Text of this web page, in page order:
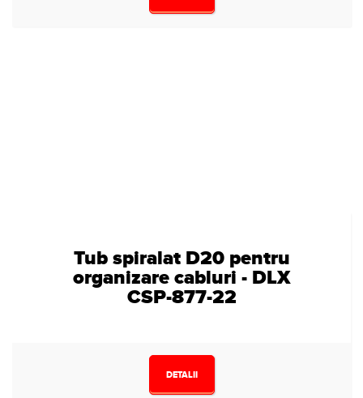
Tub spiralat D20 pentru
organizare cabluri - DLX
CSP-877-22
DETALII